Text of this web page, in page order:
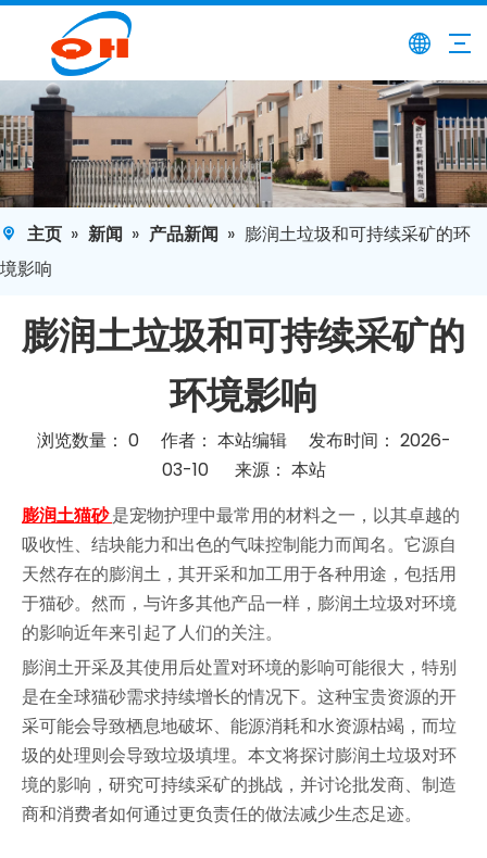
主页 » 新闻 » 产品新闻 » 膨润土垃圾和可持续采矿的环
境影响
膨润土垃圾和可持续采矿的
环境影响
浏览数量： 0作者： 本站编辑 发布时间： 2026-
03-10 来源： 本站
膨润土猫砂是宠物护理中最常用的材料之一，以其卓越的
吸收性、结块能力和出色的气味控制能力而闻名。它源自
天然存在的膨润土，其开采和加工用于各种用途，包括用
于猫砂。然而，与许多其他产品一样，膨润土垃圾对环境
的影响近年来引起了人们的关注。
膨润土开采及其使用后处置对环境的影响可能很大，特别
是在全球猫砂需求持续增长的情况下。这种宝贵资源的开
采可能会导致栖息地破坏、能源消耗和水资源枯竭，而垃
圾的处理则会导致垃圾填埋。本文将探讨膨润土垃圾对环
境的影响，研究可持续采矿的挑战，并讨论批发商、制造
商和消费者如何通过更负责任的做法减少生态足迹。